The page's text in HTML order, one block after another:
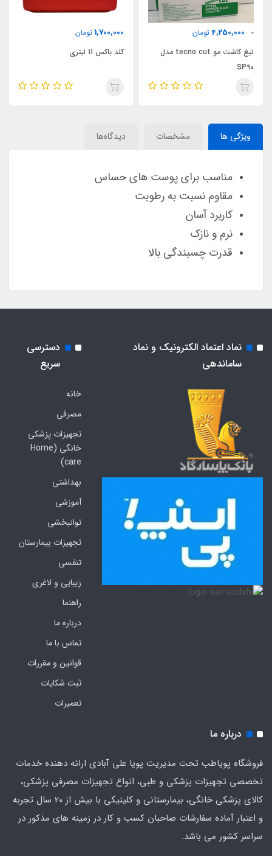
0
4,250,000 تومان
تیغ کاشت مو tecno cut مدل
SP90
1,700,000 تومان
کلد باکس 11 لیتری
ویژگی ها مشخصات دیدگاه‌ها
مناسب برای پوست های حساس
مقاوم نسبت به رطوبت
کاربرد آسان
نرم و نازک
قدرت چسبندگی بالا
نماد اعتماد الکترونیک و نماد
ساماندهی
دسترسی
سریع
خانه
مصرفی
تجهیزات پزشکی
خانگی (Home
care)
بهداشتی
آموزشی
توانبخشی
تجهیزات بیمارستان
تنفسی
زیبایی و لاغری
راهنما
درباره ما
تماس با ما
قوانین و مقررات
ثبت شکایات
تعمیرات
درباره ما
فروشگاه پویاطب تحت مدیریت پویا علی آبادی ارائه دهنده خدمات
تخصصی تجهیزات پزشکی و طبی، انواع تجهیزات مصرفی پزشکی،
کالای پزشکی خانگی، بیمارستانی و کلینیکی با بیش از 20 سال تجربه
و اعتبار آماده سفارشات صاحبان کسب و کار در زمینه های مذکور در
سراسر کشور می باشد.